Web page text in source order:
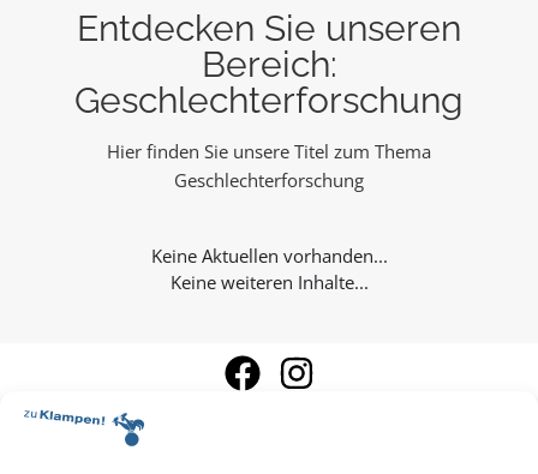
Entdecken Sie unseren
Bereich:
Geschlechterforschung
Hier finden Sie unsere Titel zum Thema
Geschlechterforschung
Keine weiteren Inhalte...